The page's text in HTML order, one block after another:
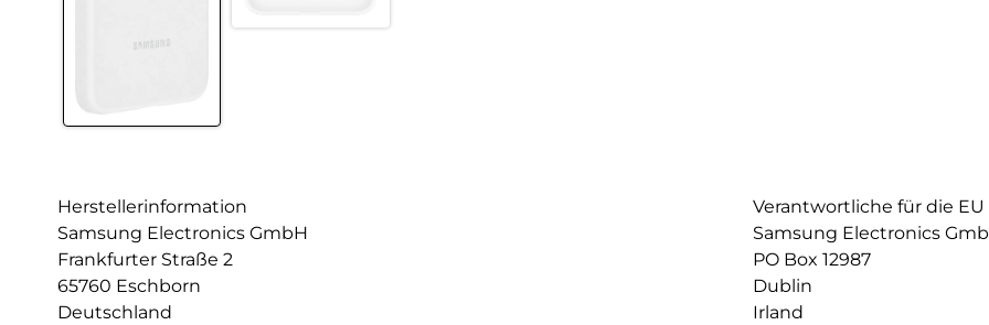
Herstellerinformation
Samsung Electronics GmbH
Frankfurter Straße 2
65760 Eschborn
Deutschland
Verantwortliche für die EU
Samsung Electronics
PO Box 12987
Dublin
Irland